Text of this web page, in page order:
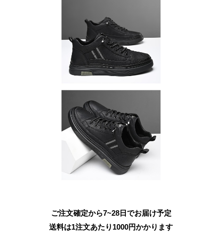
ご注文確定から7~28日でお届け予定
送料は1注文あたり 1000円かかります